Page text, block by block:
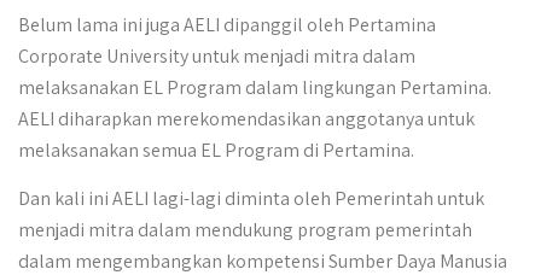
Belum lama ini juga AELI dipanggil oleh Pertamina
Corporate University untuk menjadi mitra dalam
melaksanakan EL Program dalam lingkungan Pertamina.
AELI diharapkan merekomendasikan anggotanya untuk
melaksanakan semua EL Program di Pertamina.
Dan kali ini AELI lagi-lagi diminta oleh Pemerintah untuk
menjadi mitra dalam mendukung program pemerintah
dalam mengembangkan kompetensi Sumber Daya Manusia